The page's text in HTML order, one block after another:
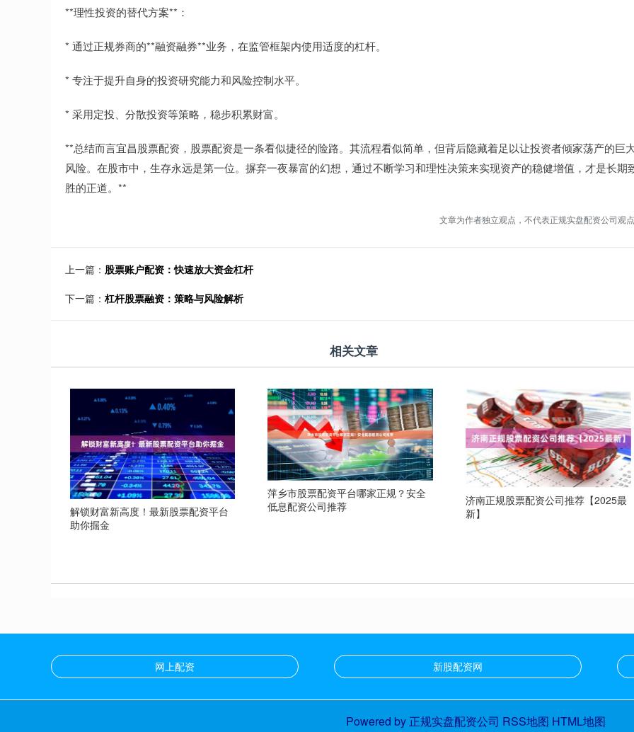
**理性投资的替代方案**：
* 通过正规券商的**融资融券**业务，在监管框架内使用适度的杠杆。
* 专注于提升自身的投资研究能力和风险控制水平。
* 采用定投、分散投资等策略，稳步积累财富。
**总结而言宜昌股票配资，股票配资是一条看似捷径的险路。其流程看似简单，但背后隐藏着足以让投资者倾家荡产的巨
风险。在股市中，生存永远是第一位。摒弃一夜暴富的幻想，通过不断学习和理性决策来实现资产的稳健增值，才是长期
胜的正道。**
文章为作者独立观点，不代表正规实盘配资公司观点
上一篇： 股票账户配资：快速放大资金杠杆
下一篇： 杠杆股票融资：策略与风险解析
相关文章
解锁财富新高度！最新股票配资平台
助你掘金
萍乡市股票配资平台哪家正规？安全
低息配资公司推荐
济南正规股票配资公司推荐【2025最
新】
网上配资 新股配资网
Powered by 正规实盘配资公司 RSS地图 HTML地图